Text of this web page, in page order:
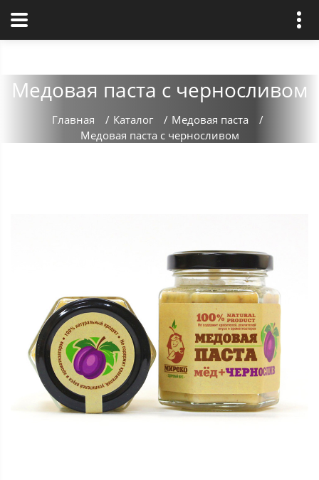
Медовая паста с черносливом
Главная / Каталог / Медовая паста
/
Медовая паста с черносливом